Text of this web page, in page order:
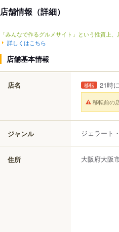
店舗情報（詳細）
「みんなで作るグルメサイト」という性質上
詳しくはこちら
店舗基本情報
店名 移転 21時
移転前の
ジャンル ジェラート
住所 大阪府大阪